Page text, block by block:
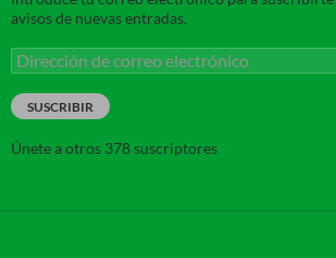
avisos de nuevas entradas.
Dirección
de
correo
electrónico
SUSCRIBIR
Únete a otros 378 suscriptores